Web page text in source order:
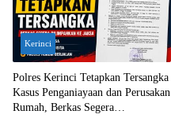
Kerinci
Polres Kerinci Tetapkan Tersangka
Kasus Penganiayaan dan Perusakan
Rumah, Berkas Segera